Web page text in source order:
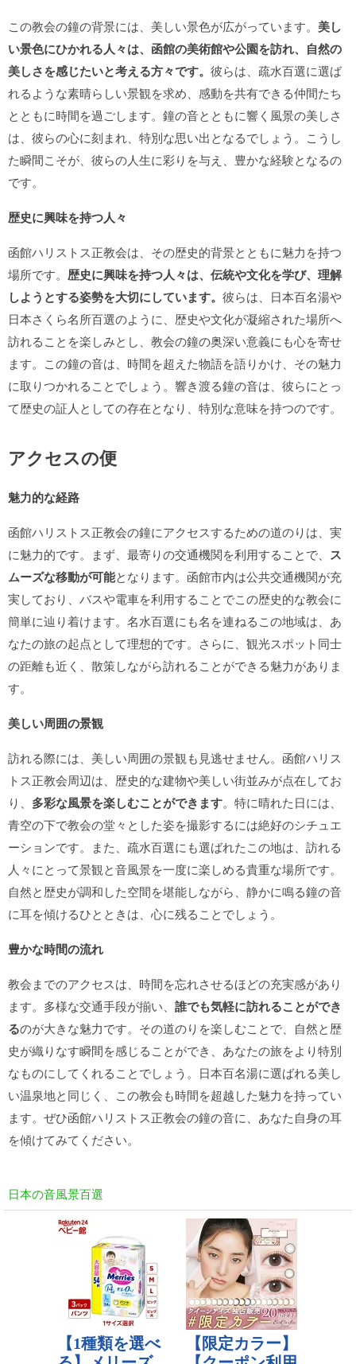
この教会の鐘の背景には、美しい景色が広がっています。 美し
い景色にひかれる人々は、函館の美術館や公園を訪れ、自然の
美しさを感じたいと考える方々です。 彼らは、疏水百選に選ば
れるような素晴らしい景観を求め、感動を共有できる仲間たち
とともに時間を過ごします。鐘の音とともに響く風景の美しさ
は、彼らの心に刻まれ、特別な思い出となるでしょう。こうし
た瞬間こそが、彼らの人生に彩りを与え、豊かな経験となるの
です。
歴史に興味を持つ人々
函館ハリストス正教会は、その歴史的背景とともに魅力を持つ
場所です。 歴史に興味を持つ人々は、伝統や文化を学び、理解
しようとする姿勢を大切にしています。 彼らは、日本百名湯や
日本さくら名所百選のように、歴史や文化が凝縮された場所へ
訪れることを楽しみとし、教会の鐘の奥深い意義にも心を寄せ
ます。この鐘の音は、時間を超えた物語を語りかけ、その魅力
に取りつかれることでしょう。響き渡る鐘の音は、彼らにとっ
て歴史の証人としての存在となり、特別な意味を持つのです。
アクセスの便
魅力的な経路
函館ハリストス正教会の鐘にアクセスするための道のりは、実
に魅力的です。まず、最寄りの交通機関を利用することで、 ス
ムーズな移動が可能となります。函館市内は公共交通機関が充
実しており、バスや電車を利用することでこの歴史的な教会に
簡単に辿り着けます。名水百選にも名を連ねるこの地域は、あ
なたの旅の起点として理想的です。さらに、観光スポット同士
の距離も近く、散策しながら訪れることができる魅力がありま
す。
美しい周囲の景観
訪れる際には、美しい周囲の景観も見逃せません。函館ハリス
トス正教会周辺は、歴史的な建物や美しい街並みが点在してお
り、 多彩な風景を楽しむことができます。特に晴れた日には、
青空の下で教会の堂々とした姿を撮影するには絶好のシチュエ
ーションです。また、疏水百選にも選ばれたこの地は、訪れる
人々にとって景観と音風景を一度に楽しめる貴重な場所です。
自然と歴史が調和した空間を堪能しながら、静かに鳴る鐘の音
に耳を傾けるひとときは、心に残ることでしょう。
豊かな時間の流れ
教会までのアクセスは、時間を忘れさせるほどの充実感があり
ます。多様な交通手段が揃い、 誰でも気軽に訪れることができ
るのが大きな魅力です。その道のりを楽しむことで、自然と歴
史が織りなす瞬間を感じることができ、あなたの旅をより特別
なものにしてくれることでしょう。日本百名湯に選ばれる美し
い温泉地と同じく、この教会も時間を超越した魅力を持ってい
ます。ぜひ函館ハリストス正教会の鐘の音に、あなた自身の耳
を傾けてみてください。
日本の音風景百選